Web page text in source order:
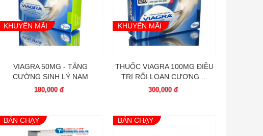
KHUYẾN MÃI
VIAGRA 50MG - TĂNG
CƯỜNG SINH LÝ NAM
180,000 đ
KHUYẾN MÃI
THUỐC VIAGRA 100MG ĐIỀU
TRỊ RỐI LOẠN CƯƠNG ...
300,000 đ
BÁN CHẠY BÁN CHẠY